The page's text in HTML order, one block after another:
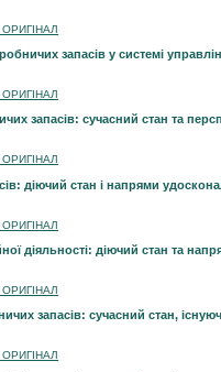
запасів у системі
запасів: сучасний стан та
діючий стан і напрями
діяльності: діючий стан та
запасів: сучасний стан,